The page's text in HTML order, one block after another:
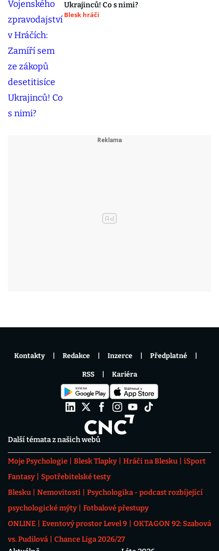
Ukrajinců! Co s nimi?
Blesk hráči
Další témata z našich webů
Moje Psychologie Blesk Tlapky Hráči na Blesku
iSport
Fantasy
Spotřebitelské testy
Blesku
Nemovitosti
Psychologika - podcast rozbíjející
psychologické mýty
Fotbalové přestupy
ONLINE
Eventový prostor Level 9
OKTAGON 92: Szabová
vs. Pudilová
Chance Liga 2026/27
Kontakty Redakce Inzerce Předplatné
RSS Kariéra